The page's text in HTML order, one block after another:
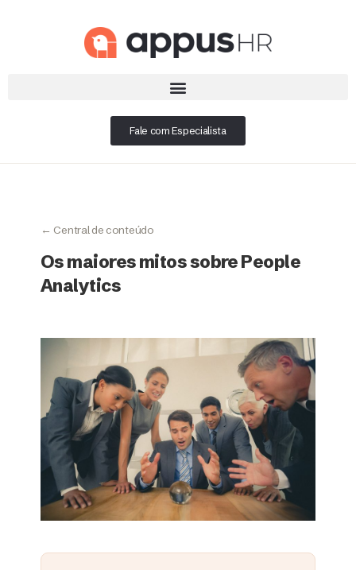
Fale com Especialista
← Central de conteúdo
Os maiores mitos sobre People
Analytics